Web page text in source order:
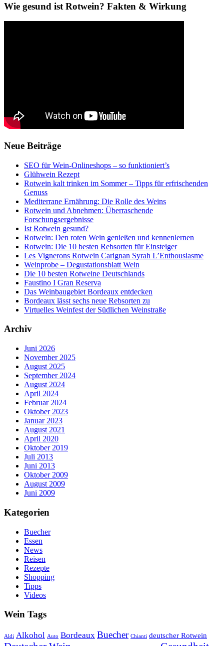
Wie gesund ist Rotwein? Fakten & Wirkung
Neue Beiträge
SEO für Wein-Onlineshops – so funktioniert’s
Glühwein Rezept
Rotwein kalt trinken im Sommer – Tipps für erfrischenden
Genuss
Mediterrane Ernährung: Die Rolle des Weins
Rotwein und Abnehmen: Überraschende
Forschungsergebnisse
Ist Rotwein gesund?
Rotwein: Den roten Wein genießen und kennenlernen
Rotwein: Die 10 besten Rebsorten für Einsteiger
Les Vignerons Rotwein Carignan Syrah L’Enthousiasme
Weinprobe – Degustationsblatt Wein
Die 10 besten Rotweine Deutschlands
Faustino I Gran Reserva
Das Weinbaugebiet Bordeaux entdecken
Bordeaux lässt sechs neue Rebsorten zu
Virtuelles Weinfest der Südlichen Weinstraße
Archiv
Juni 2026
November 2025
August 2025
September 2024
August 2024
April 2024
Februar 2024
Oktober 2023
Januar 2023
August 2021
April 2020
Oktober 2019
Juli 2013
Juni 2013
Oktober 2009
August 2009
Juni 2009
Kategorien
Buecher
Essen
News
Reisen
Rezepte
Shopping
Tipps
Videos
Wein Tags
Aldi Alkohol Auto Bordeaux Buecher Chianti deutscher Rotwein